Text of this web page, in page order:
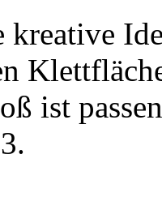
kreative
ist